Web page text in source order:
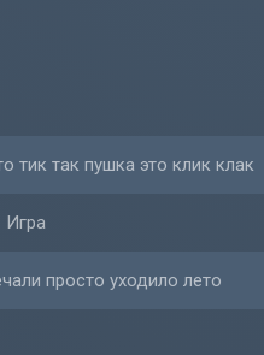
тик так пушка это клик клак
Игра
просто уходило лето